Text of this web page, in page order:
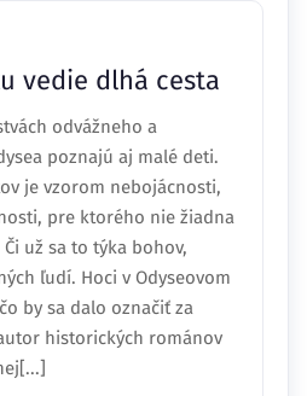
vedie dlhá cesta
odvážneho a
poznajú aj malé deti.
je vzorom nebojácnosti,
pre ktorého nie žiadna
už sa to týka bohov,
ľudí. Hoci v Odyseovom
by sa dalo označiť za
historických románov